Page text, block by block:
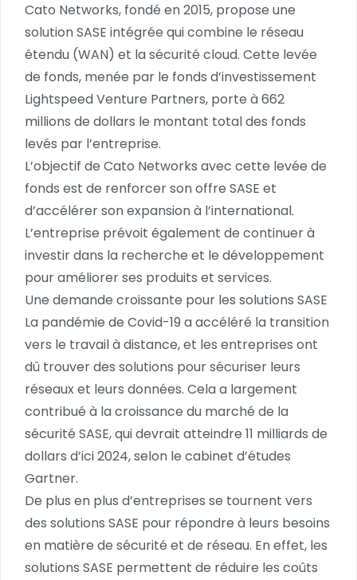
Cato Networks, fondé en 2015, propose une
solution SASE intégrée qui combine le réseau
étendu (WAN) et la sécurité cloud. Cette levée
de fonds, menée par le fonds d’investissement
Lightspeed Venture Partners, porte à 662
millions de dollars le montant total des fonds
levés par l’entreprise.
L’objectif de Cato Networks avec cette levée de
fonds est de renforcer son offre SASE et
d’accélérer son expansion à l’international.
L’entreprise prévoit également de continuer à
investir dans la recherche et le développement
pour améliorer ses produits et services.
Une demande croissante pour les solutions SASE
La pandémie de Covid-19 a accéléré la transition
vers le travail à distance, et les entreprises ont
dû trouver des solutions pour sécuriser leurs
réseaux et leurs données. Cela a largement
contribué à la croissance du marché de la
sécurité SASE, qui devrait atteindre 11 milliards de
dollars d’ici 2024, selon le cabinet d’études
Gartner.
De plus en plus d’entreprises se tournent vers
des solutions SASE pour répondre à leurs besoins
en matière de sécurité et de réseau. En effet, les
solutions SASE permettent de réduire les coûts